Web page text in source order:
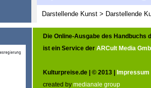
Darstellende Kunst > Darstellende
Die Online-Ausgabe des Handbuchs
ist ein Service der ARCult Media
Kulturpreise.de | © 2013 | Impressum
created by medianale group